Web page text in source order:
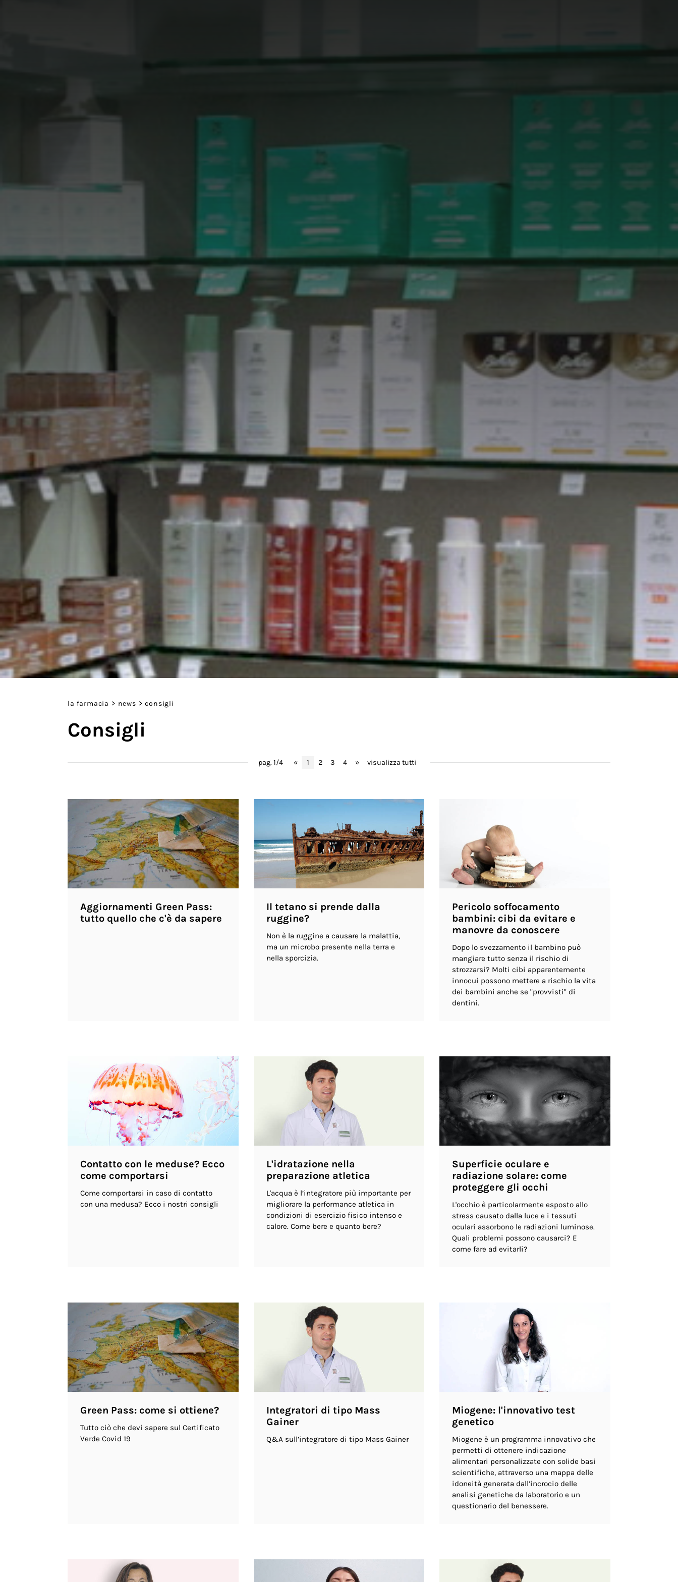
la farmacia > news > consigli
Consigli
pag. 1/4 « 1 2 3 4 » visualizza tutti
Aggiornamenti Green Pass:
tutto quello che c'è da sapere
Il tetano si prende dalla
ruggine?
Non è la ruggine a causare la malattia,
ma un microbo presente nella terra e
nella sporcizia.
Pericolo soffocamento
bambini: cibi da evitare e
manovre da conoscere
Dopo lo svezzamento il bambino può
mangiare tutto senza il rischio di
strozzarsi? Molti cibi apparentemente
innocui possono mettere a rischio la vita
dei bambini anche se "provvisti" di
dentini.
Contatto con le meduse? Ecco
come comportarsi
Come comportarsi in caso di contatto
con una medusa? Ecco i nostri consigli
L'idratazione nella
preparazione atletica
L'acqua è l’integratore più importante per
migliorare la performance atletica in
condizioni di esercizio fisico intenso e
calore. Come bere e quanto bere?
Superficie oculare e
radiazione solare: come
proteggere gli occhi
L'occhio è particolarmente esposto allo
stress causato dalla luce e i tessuti
oculari assorbono le radiazioni luminose.
Quali problemi possono causarci? E
come fare ad evitarli?
Green Pass: come si ottiene?
Tutto ciò che devi sapere sul Certificato
Verde Covid 19
Integratori di tipo Mass
Gainer
Q&A sull’integratore di tipo Mass Gainer
Miogene: l'innovativo test
genetico
Miogene è un programma innovativo che
permetti di ottenere indicazione
alimentari personalizzate con solide basi
scientifiche, attraverso una mappa delle
idoneità generata dall’incrocio delle
analisi genetiche da laboratorio e un
questionario del benessere.